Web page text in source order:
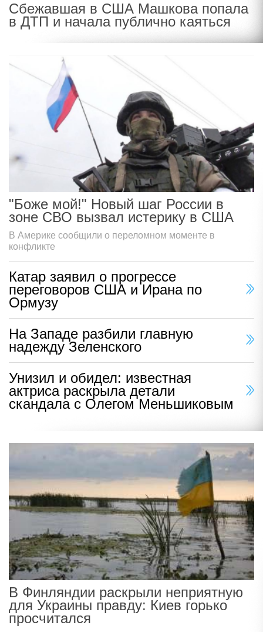
Сбежавшая в США Машкова попала
в ДТП и начала публично каяться
"Боже мой!" Новый шаг России в
зоне СВО вызвал истерику в США
В Америке сообщили о переломном моменте в
конфликте
Катар заявил о прогрессе
переговоров США и Ирана по
Ормузу
На Западе разбили главную
надежду Зеленского
Унизил и обидел: известная
актриса раскрыла детали
скандала с Олегом Меньшиковым
В Финляндии раскрыли неприятную
для Украины правду: Киев горько
просчитался